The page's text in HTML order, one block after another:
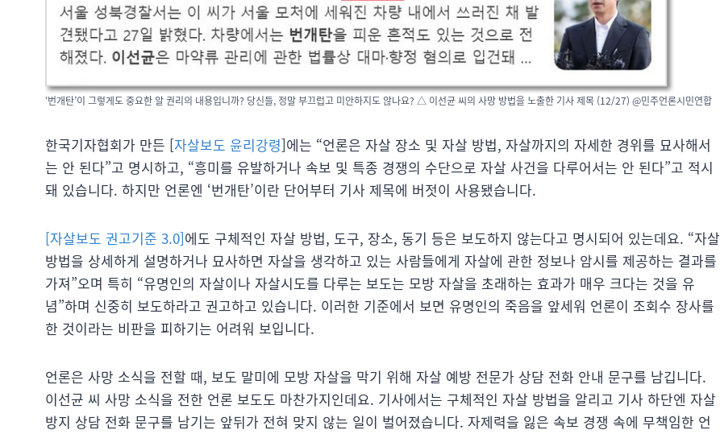
‘번개탄’이 그렇게도 중요한 알 권리의 내용입니까? 당신들, 정말 부끄럽고 미안하지도 않나요? △ 이선균 씨의 사망 방법을 노출한 기사 제목 (12/27) @민주언론시민연합
한국기자협회가 만든 [자살보도 윤리강령]에는 “언론은 자살 장소 및 자살 방법, 자살까지의 자세한 경위를 묘사해서
는 안 된다”고 명시하고, “흥미를 유발하거나 속보 및 특종 경쟁의 수단으로 자살 사건을 다루어서는 안 된다”고 적시
돼 있습니다. 하지만 언론엔 ‘번개탄’이란 단어부터 기사 제목에 버젓이 사용됐습니다.
[자살보도 권고기준 3.0]에도 구체적인 자살 방법, 도구, 장소, 동기 등은 보도하지 않는다고 명시되어 있는데요. “자살
방법을 상세하게 설명하거나 묘사하면 자살을 생각하고 있는 사람들에게 자살에 관한 정보나 암시를 제공하는 결과를
가져”오며 특히 “유명인의 자살이나 자살시도를 다루는 보도는 모방 자살을 초래하는 효과가 매우 크다는 것을 유
념”하며 신중히 보도하라고 권고하고 있습니다. 이러한 기준에서 보면 유명인의 죽음을 앞세워 언론이 조회수 장사를
한 것이라는 비판을 피하기는 어려워 보입니다.
언론은 사망 소식을 전할 때, 보도 말미에 모방 자살을 막기 위해 자살 예방 전문가 상담 전화 안내 문구를 남깁니다.
이선균 씨 사망 소식을 전한 언론 보도도 마찬가지인데요. 기사에서는 구체적인 자살 방법을 알리고 기사 하단엔 자살
방지 상담 전화 문구를 남기는 앞뒤가 전혀 맞지 않는 일이 벌어졌습니다. 자제력을 잃은 속보 경쟁 속에 무책임한 언